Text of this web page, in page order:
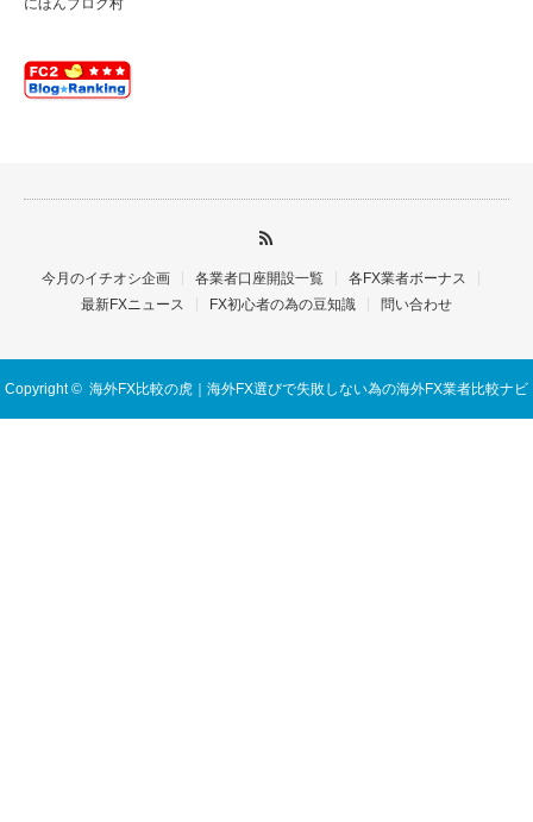
今月のイチオシ企画 各業者口座開設一覧
各FX業者ボーナス
最新FXニュース
FX初心者の為の豆知識 問い合わせ
Copyright © 海外FX比較の虎｜海外FX選びで失敗しない為の海外FX業者比較ナビ